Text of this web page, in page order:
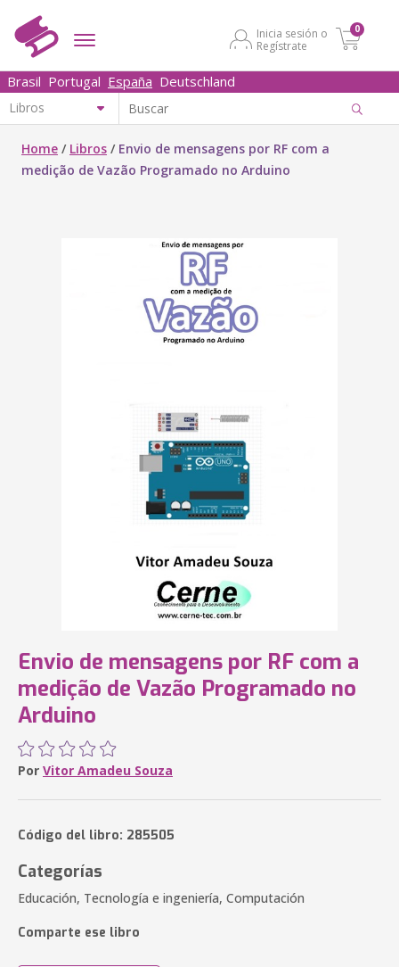
Inicia sesión o
Regístrate
0
Brasil Portugal España Deutschland
Home / Libros / Envio de mensagens por RF com a
medição de Vazão Programado no Arduino
Envio de mensagens por RF com a
medição de Vazão Programado no
Arduino
Por Vitor Amadeu Souza
Código del libro: 285505
Categorías
Educación, Tecnología e ingeniería, Computación
Comparte ese libro